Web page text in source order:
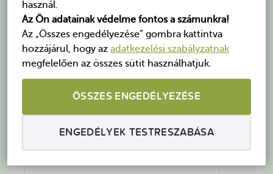
használ.
Az Ön adatainak védelme fontos a számunkra!
Az „Összes engedélyezése” gombra kattintva
hozzájárul, hogy az adatkezelési szabályzatnak
megfelelően az összes sütit használhatjuk.
ÖSSZES ENGEDÉLYEZÉSE
ENGEDÉLYEK TESTRESZABÁSA
Karácsony, szülinap, csak úgy? Írja meg nekünk, mit
szeretne ajándékozni (pl.: hány napra, hány főre) és
mi elküldjük a meglepetést a szerencsésnek.